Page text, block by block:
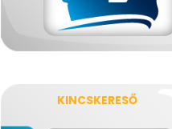
KINCSKERESŐ